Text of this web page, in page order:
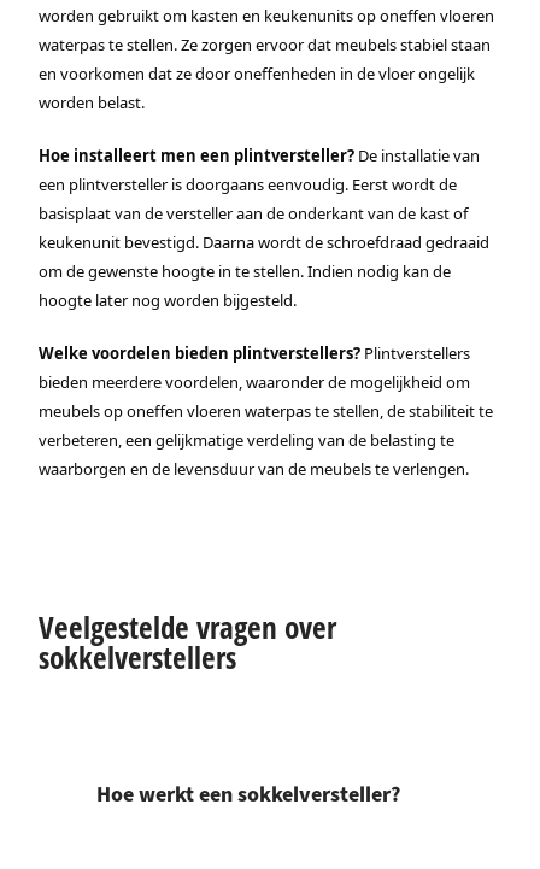
worden gebruikt om kasten en keukenunits op oneffen vloeren
waterpas te stellen. Ze zorgen ervoor dat meubels stabiel staan
en voorkomen dat ze door oneffenheden in de vloer ongelijk
worden belast.
Hoe installeert men een plintversteller? De installatie van
een plintversteller is doorgaans eenvoudig. Eerst wordt de
basisplaat van de versteller aan de onderkant van de kast of
keukenunit bevestigd. Daarna wordt de schroefdraad gedraaid
om de gewenste hoogte in te stellen. Indien nodig kan de
hoogte later nog worden bijgesteld.
Welke voordelen bieden plintverstellers? Plintverstellers
bieden meerdere voordelen, waaronder de mogelijkheid om
meubels op oneffen vloeren waterpas te stellen, de stabiliteit te
verbeteren, een gelijkmatige verdeling van de belasting te
waarborgen en de levensduur van de meubels te verlengen.
Veelgestelde vragen over
sokkelverstellers
Hoe werkt een sokkelversteller?